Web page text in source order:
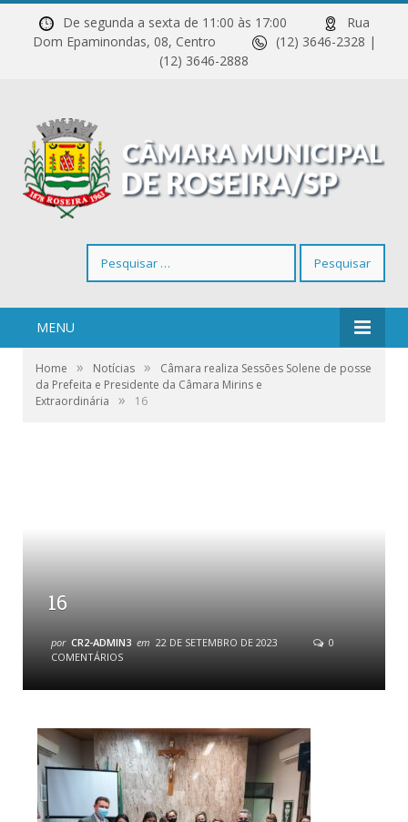
De segunda a sexta de 11:00 às 17:00
Rua
Dom Epaminondas, 08, Centro
(12) 3646-2328 |
(12) 3646-2888
por:
MENU
Home » Notícias »
Câmara realiza Sessões Solene de posse
da Prefeita e Presidente da Câmara Mirins e
Extraordinária
» 16
16
por CR2-ADMIN3 em 22 DE SETEMBRO DE 2023
0
COMENTÁRIOS